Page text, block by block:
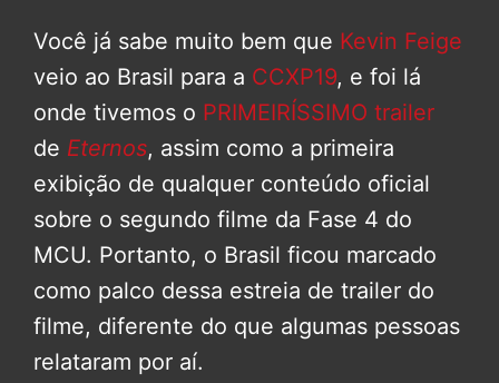
Você já sabe muito bem que Kevin Feige
veio ao Brasil para a CCXP19, e foi lá
onde tivemos o PRIMEIRÍSSIMO trailer
de Eternos, assim como a primeira
exibição de qualquer conteúdo oficial
sobre o segundo filme da Fase 4 do
MCU. Portanto, o Brasil ficou marcado
como palco dessa estreia de trailer do
filme, diferente do que algumas pessoas
relataram por aí.